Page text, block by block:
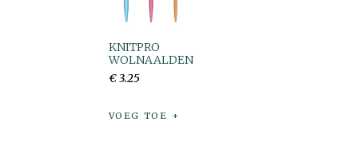
KNITPRO
WOLNAALDEN
€ 3.25
VOEG TOE